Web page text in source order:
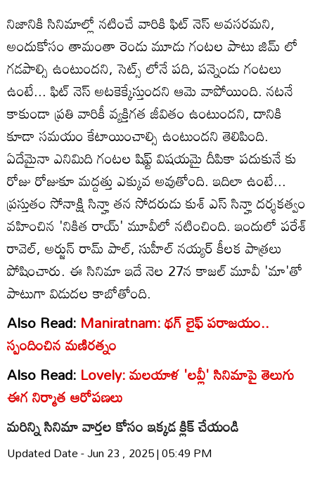
నిజానికి సినిమాల్లో నటించే వారికి ఫిట్ నెస్ అవసరమని,
అందుకోసం తామంతా రెండు మూడు గంటల పాటు జిమ్ లో
గడపాల్సి ఉంటుందని, సెట్స్ లోనే పది, పన్నెండు గంటలు
ఉంటే... ఫిట్ నెస్ అటకెక్కేస్తుందని ఆమె వాపోయింది. నటనే
కాకుండా ప్రతి వారికీ వ్యక్తిగత జీవితం ఉంటుందని, దానికి
కూడా సమయం కేటాయించాల్సి ఉంటుందని తెలిపింది.
ఏదేమైనా ఎనిమిది గంటల షిఫ్ట్ విషయమై దీపికా పదుకునే కు
రోజు రోజుకూ మద్దత్తు ఎక్కువ అవుతోంది. ఇదిలా ఉంటే...
ప్రస్తుతం సోనాక్షి సిన్హా తన సోదరుడు కుశ్‌ ఎస్ సిన్హా దర్శకత్వం
వహించిన 'నికిత రాయ్' మూవీలో నటించింది. ఇందులో పరేశ్‌
రావెల్, అర్జున్ రామ్ పాల్, సుహీల్ నయ్యర్ కీలక పాత్రలు
పోషించారు. ఈ సినిమా ఇదే నెల 27న కాజల్ మూవీ 'మా'తో
పాటుగా విడుదల కాబోతోంది.
Also Read: Maniratnam: థగ్ లైఫ్ పరాజయం..
స్పందించిన మణిరత్నం
Also Read: Lovely: మలయాళ 'లవ్లీ' సినిమాపై తెలుగు
ఈగ నిర్మాత ఆరోపణలు
మరిన్ని సినిమా వార్తల కోసం ఇక్కడ క్లిక్ చేయండి
Updated Date - Jun 23 , 2025 | 05:49 PM